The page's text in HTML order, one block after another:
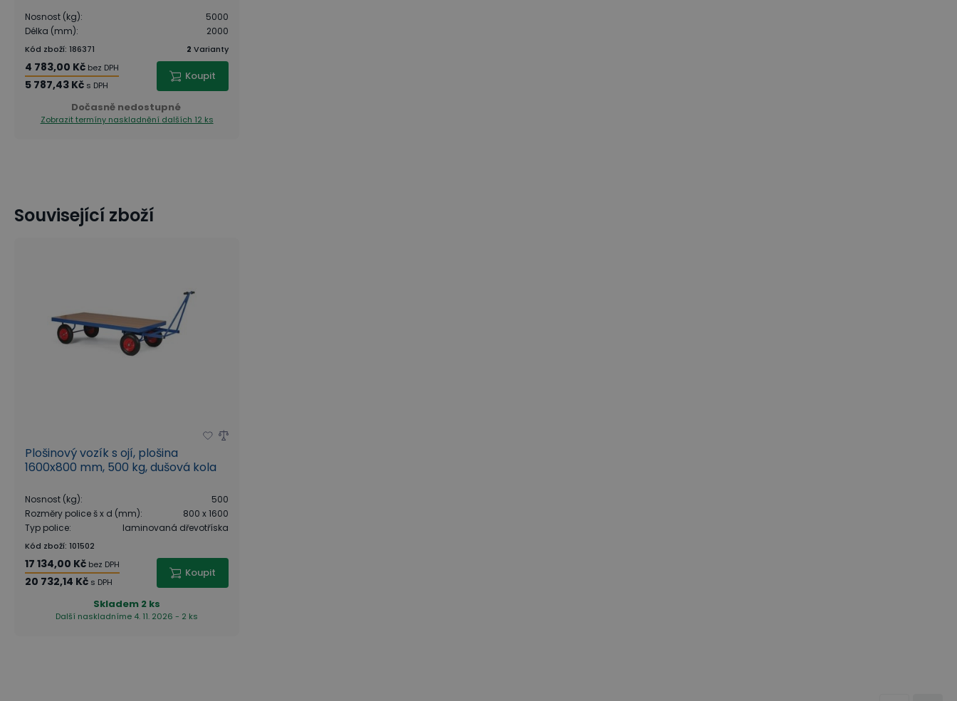
Nosnost (kg):
5000
Délka (mm): 2000
Kód zboží: 186371 2 Varianty
4 783,00 Kč bez DPH
5 787,43 Kč s DPH
Koupit
Dočasně nedostupné
Zobrazit termíny naskladnění dalších 12 ks
Související zboží
Plošinový vozík s ojí, plošina
1600x800 mm, 500 kg, dušová kola
Nosnost (kg):
500
Rozměry police š x d (mm):
800 x 1600
Typ police: laminovaná dřevotříska
Kód zboží: 101502
17 134,00 Kč bez DPH
20 732,14 Kč s DPH
Koupit
Skladem 2 ks
Další naskladníme 4. 11. 2026 - 2 ks